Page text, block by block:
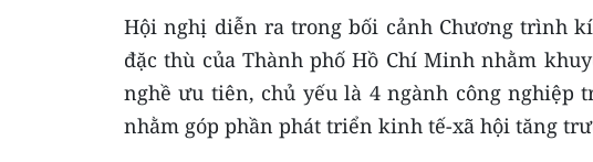
Hội nghị diễn ra trong bối cảnh Chương trình
đặc thù của Thành phố Hồ Chí Minh nhằm
nghề ưu tiên, chủ yếu là 4 ngành công nghiệp
nhằm góp phần phát triển kinh tế-xã hội tăng